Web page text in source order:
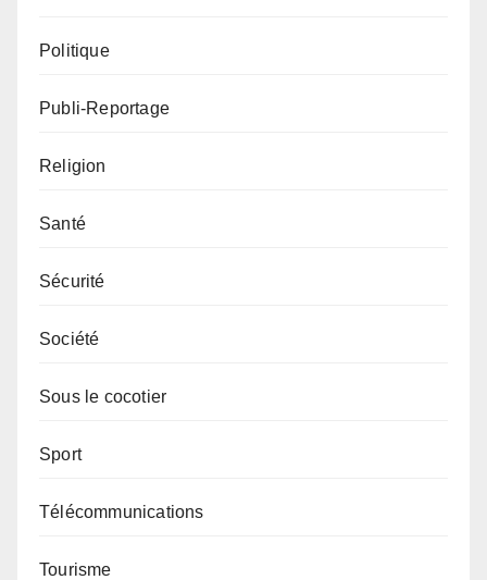
Politique
Publi-Reportage
Religion
Santé
Sécurité
Société
Sous le cocotier
Sport
Télécommunications
Tourisme